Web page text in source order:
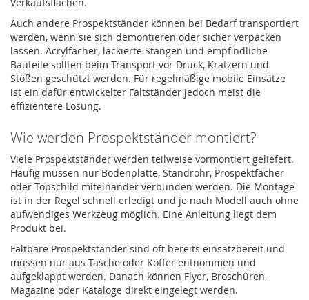
Verkaufsflächen.
Auch andere Prospektständer können bei Bedarf transportiert
werden, wenn sie sich demontieren oder sicher verpacken
lassen. Acrylfächer, lackierte Stangen und empfindliche
Bauteile sollten beim Transport vor Druck, Kratzern und
Stößen geschützt werden. Für regelmäßige mobile Einsätze
ist ein dafür entwickelter Faltständer jedoch meist die
effizientere Lösung.
Wie werden Prospektständer montiert?
Viele Prospektständer werden teilweise vormontiert geliefert.
Häufig müssen nur Bodenplatte, Standrohr, Prospektfächer
oder Topschild miteinander verbunden werden. Die Montage
ist in der Regel schnell erledigt und je nach Modell auch ohne
aufwendiges Werkzeug möglich. Eine Anleitung liegt dem
Produkt bei.
Faltbare Prospektständer sind oft bereits einsatzbereit und
müssen nur aus Tasche oder Koffer entnommen und
aufgeklappt werden. Danach können Flyer, Broschüren,
Magazine oder Kataloge direkt eingelegt werden.